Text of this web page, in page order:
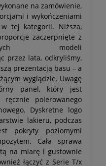
na zamówienie,
i wykończeniami
tej kategorii. Niższa,
zaczerpnięte z
modeli
przez lata, odkryliśmy,
prezentacją basu – a
wyglądzie. Uwagę
panel, który jest
polerowanego
Dyskretne logo
lakieru, podczas
pokryty poziomymi
Cała sprawa
na miarę i gustownie
łączyć z Serie T/x